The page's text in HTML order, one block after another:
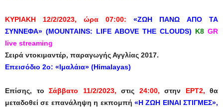
ΚΥΡΙΑΚΗ 12/2/2023, ώρα 07:00: «ΖΩΗ ΠΑΝΩ ΑΠΟ
ΤΑ
ΣΥΝΝΕΦΑ» (MOUNTAINS: LIFE ABOVE THE CLOUDS) Κ8 GR
live streaming
Σειρά ντοκιμαντέρ, παραγωγής Αγγλίας 2017.
Eπεισόδιο 2ο: «Ιμαλάια» (Himalayas)
Επίσης, το Σάββατο 11/2/2023, στις 24:00, στην ΕΡΤ2, θα
μεταδοθεί σε επανάληψη η εκπομπή «Η ΖΩΗ ΕΙΝΑΙ ΣΤΙΓΜΕΣ»,